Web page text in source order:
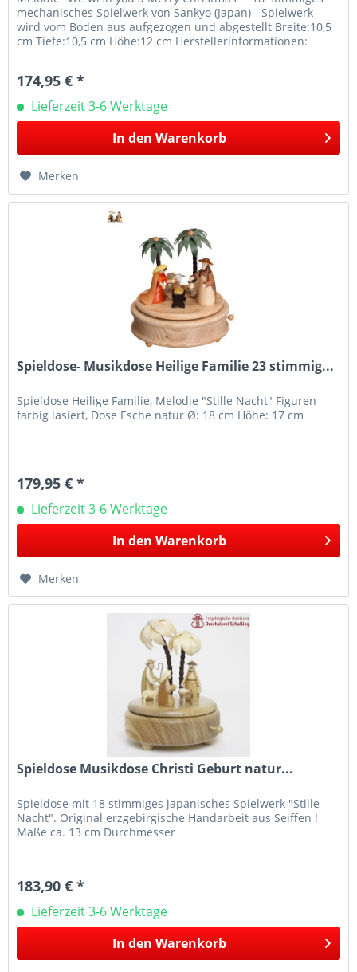
mechanisches Spielwerk von Sankyo (Japan) - Spielwerk
wird vom Boden aus aufgezogen und abgestellt Breite:10,5
cm Tiefe:10,5 cm Höhe:12 cm Herstellerinformationen:
174,95 € *
Lieferzeit 3-6 Werktage
In den Warenkorb
Merken
Spieldose- Musikdose Heilige Familie 23 stimmig...
Spieldose Heilige Familie, Melodie "Stille Nacht" Figuren
farbig lasiert, Dose Esche natur Ø: 18 cm Höhe: 17 cm
179,95 € *
Lieferzeit 3-6 Werktage
In den Warenkorb
Merken
Spieldose Musikdose Christi Geburt natur...
Spieldose mit 18 stimmiges japanisches Spielwerk "Stille
Nacht". Original erzgebirgische Handarbeit aus Seiffen !
Maße ca. 13 cm Durchmesser
183,90 € *
Lieferzeit 3-6 Werktage
In den Warenkorb